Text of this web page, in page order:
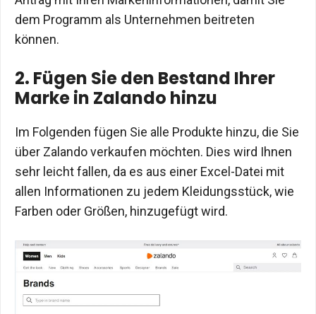
dem Programm als Unternehmen beitreten
können.
2. Fügen Sie den Bestand Ihrer
Marke in Zalando hinzu
Im Folgenden fügen Sie alle Produkte hinzu, die Sie
über Zalando verkaufen möchten. Dies wird Ihnen
sehr leicht fallen, da es aus einer Excel-Datei mit
allen Informationen zu jedem Kleidungsstück, wie
Farben oder Größen, hinzugefügt wird.